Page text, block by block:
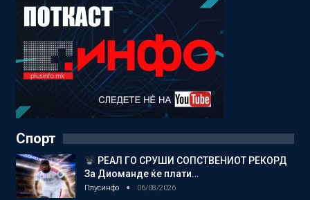
Спорт
РЕАЛ ГО СРУШИ СОПСТВЕНИОТ РЕКОРД
За Диоманде ќе плати…
Плусинфо 06/08/2026